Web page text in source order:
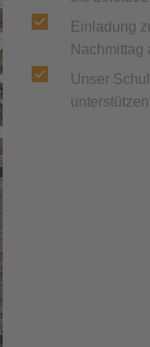
Einladung
Nachmittag
Unser